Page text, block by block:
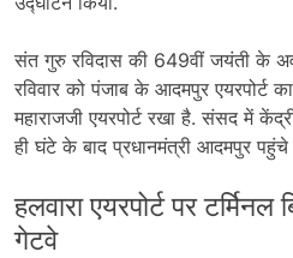
संत गुरु रविदास की 649वीं जयंती के
रविवार को पंजाब के आदमपुर एयरपोर्ट
महाराजजी एयरपोर्ट रखा है. संसद में
ही घंटे के बाद प्रधानमंत्री आदमपुर
हलवारा एयरपोर्ट पर
गेटवे